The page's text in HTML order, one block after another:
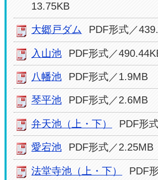
13.75KB
大郷戸ダム PDF形式／
入山池 PDF形式／
八幡池 PDF形式／1.9MB
琴平池 PDF形式／2.6MB
弁天池（上・下） PDF形
愛宕池 PDF形式／2.25MB
法堂寺池（上・下）
PDF